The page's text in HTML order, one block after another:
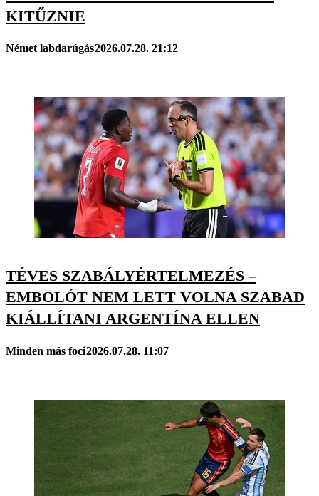
KITŰZNIE
Német labdarúgás2026.07.28. 21:12
TÉVES SZABÁLYÉRTELMEZÉS –
EMBOLÓT NEM LETT VOLNA SZABAD
KIÁLLÍTANI ARGENTÍNA ELLEN
Minden más foci2026.07.28. 11:07